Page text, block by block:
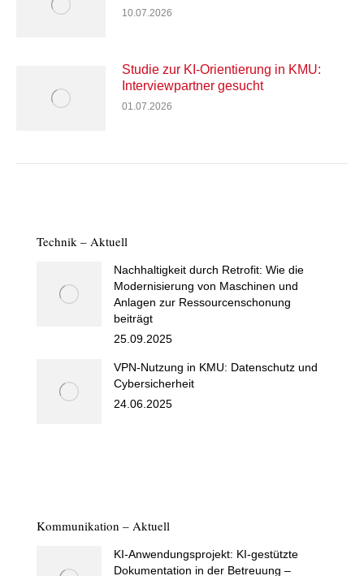
10.07.2026
Studie zur KI-Orientierung in KMU:
Interviewpartner gesucht
01.07.2026
Technik – Aktuell
Nachhaltigkeit durch Retrofit: Wie die
Modernisierung von Maschinen und
Anlagen zur Ressourcenschonung
beiträgt
25.09.2025
VPN-Nutzung in KMU: Datenschutz und
Cybersicherheit
24.06.2025
Kommunikation – Aktuell
KI-Anwendungsprojekt: KI-gestützte
Dokumentation in der Betreuung –